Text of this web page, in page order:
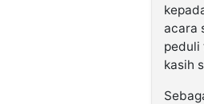
acara
peduli
kasih